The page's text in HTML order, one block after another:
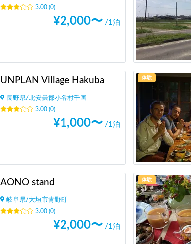
3.00(0)
¥2,000〜 /1泊
UNPLAN Village Hakuba
長野県/北安曇郡小谷村千国
3.00(0)
¥1,000〜 /1泊
体験
AONO stand
岐阜県/大垣市青野町
3.00(0)
¥2,000〜 /1泊
体験